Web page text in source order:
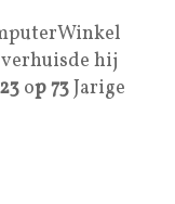
hij
op 73Jarige